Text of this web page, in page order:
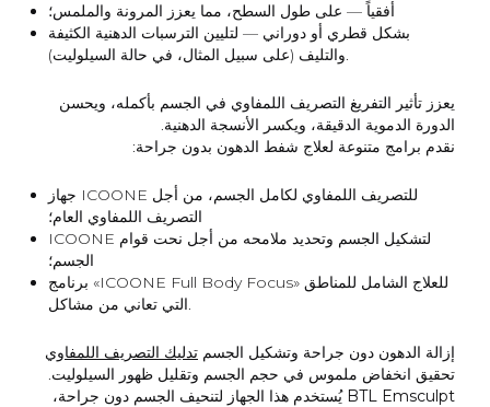
أفقياً — على طول السطح، مما يعزز المرونة والملمس؛
بشكل قطري أو دوراني — لتليين الترسبات الدهنية الكثيفة
والتليف (على سبيل المثال، في حالة السيلوليت).
يعزز تأثير التفريغ التصريف اللمفاوي في الجسم بأكمله، ويحسن
الدورة الدموية الدقيقة، ويكسر الأنسجة الدهنية.
نقدم برامج متنوعة لعلاج شفط الدهون بدون جراحة:
جهاز ICOONE للتصريف اللمفاوي لكامل الجسم، من أجل
التصريف اللمفاوي العام؛
ICOONE لتشكيل الجسم وتحديد ملامحه من أجل نحت قوام
الجسم؛
برنامج «ICOONE Full Body Focus» للعلاج الشامل للمناطق
التي تعاني من مشاكل.
إزالة الدهون دون جراحة وتشكيل الجسم تدليك التصريف اللمفاوي
تحقيق انخفاض ملموس في حجم الجسم وتقليل ظهور السيلوليت.
BTL Emsculpt يُستخدم هذا الجهاز لتنحيف الجسم دون جراحة،